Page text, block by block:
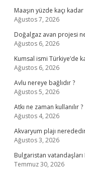
Maaşın yüzde kaçı
Ağustos 7, 2026
Doğalgaz avan projesi
Ağustos 6, 2026
Kumsal ismi Türkiye’de
Ağustos 6, 2026
Avlu nereye bağlıdır ?
Ağustos 5, 2026
Atkı ne zaman kullanılır ?
Ağustos 4, 2026
Akvaryum plajı
Ağustos 3, 2026
Bulgaristan vatandaşları
Temmuz 30, 2026